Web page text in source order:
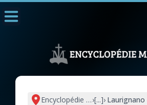
Encyclopédie mariale
›[...]› Laurignano